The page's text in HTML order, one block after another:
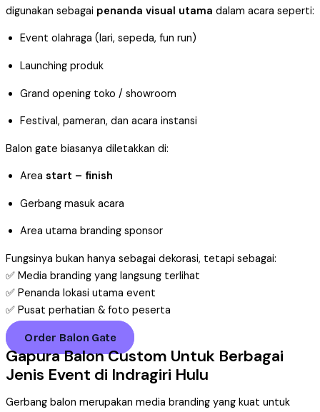
digunakan sebagai penanda visual utama dalam acara seperti:
Event olahraga (lari, sepeda, fun run)
Launching produk
Grand opening toko / showroom
Festival, pameran, dan acara instansi
Balon gate biasanya diletakkan di:
Area start – finish
Gerbang masuk acara
Area utama branding sponsor
Fungsinya bukan hanya sebagai dekorasi, tetapi sebagai:
✅ Media branding yang langsung terlihat
✅ Penanda lokasi utama event
✅ Pusat perhatian & foto peserta
Order Balon Gate
Gapura Balon Custom Untuk Berbagai
Jenis Event di Indragiri Hulu
Gerbang balon merupakan media branding yang kuat untuk